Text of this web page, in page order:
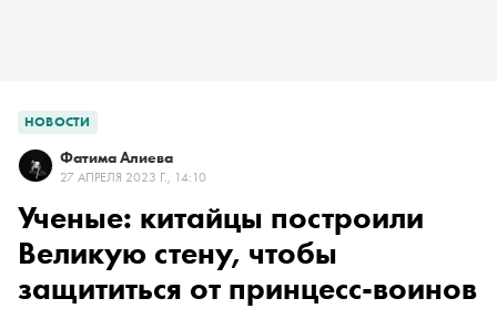
НОВОСТИ
Фатима Алиева
27 АПРЕЛЯ 2023 Г., 14:10
Ученые: китайцы построили
Великую стену, чтобы
защититься от принцесс-воинов